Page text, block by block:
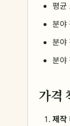
평균
분야
분야
분야
가격
제작